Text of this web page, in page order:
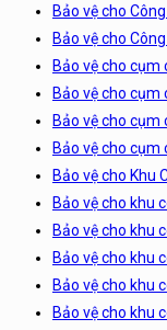
Bảo vệ cho
Bảo vệ cho
Bảo vệ cho cụm
Bảo vệ cho
Bảo vệ cho cụm
Bảo vệ cho cụm
Bảo vệ cho Khu
Bảo vệ cho khu
Bảo vệ cho khu
Bảo vệ cho khu
Bảo vệ cho khu
Bảo vệ cho khu